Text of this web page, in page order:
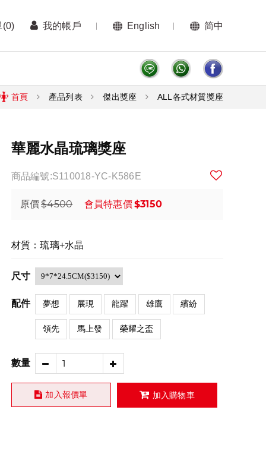
(0) 我的帳戶 English 简中
首頁 產品列表 傑出獎座 ALL各式材質獎座
華麗水晶琉璃獎座
商品編號:S110018-YC-K586E
原價$4500 會員特惠價$3150
材質：琉璃+水晶
尺寸
配件 夢想 展現 龍躍 雄鷹 繽紛
領先 馬上發 榮耀之盃
數量
加入報價單 加入購物車